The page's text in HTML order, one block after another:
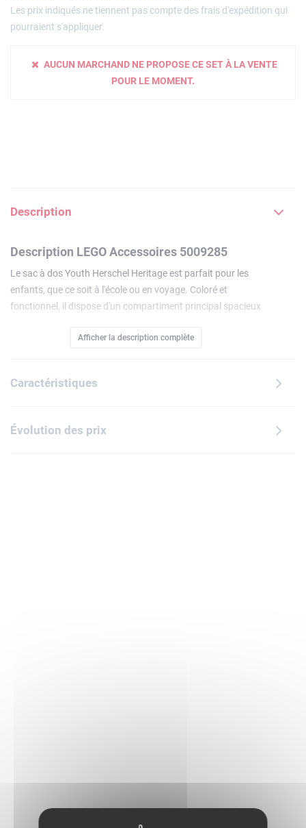
Les prix indiqués ne tiennent pas compte des frais d'expédition qui
pourraient s'appliquer.
AUCUN MARCHAND NE PROPOSE CE SET À LA VENTE
POUR LE MOMENT.
Description
Description LEGO Accessoires 5009285
Le sac à dos Youth Herschel Heritage est parfait pour les
enfants, que ce soit à l'école ou en voyage. Coloré et
fonctionnel, il dispose d'un compartiment principal spacieux
poche latérale en filet, idéale pour une gourde. L'intérieur
Conçu pour les enfants de 8 à 12 ans, il assure un confort
poitrine amovible.
Afficher la description complète
Caractéristiques
Évolution des prix